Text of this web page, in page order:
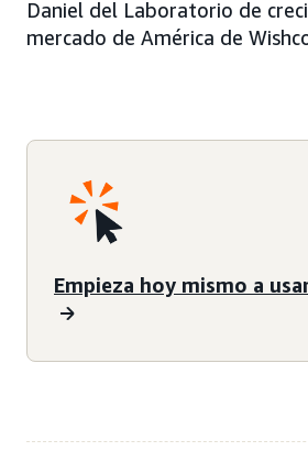
Daniel del Laboratorio de
mercado de América de
Empieza hoy mismo a